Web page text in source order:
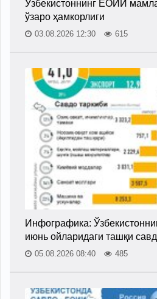
Ўзбекистоннинг ЕОИИ
ўзаро ҳамкорлиги
03.08.2026 12:30 615
Инфографика:
июнь ойларидаги ташқи
05.08.2026 08:40 485